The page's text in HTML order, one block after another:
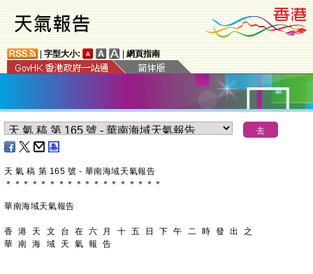
字型大小: 網頁指南
天 氣 稿 第 165 號 - 華南海域天氣報告
＊ ＊ ＊ ＊ ＊ ＊ ＊ ＊ ＊ ＊ ＊ ＊ ＊ ＊ ＊ ＊ ＊ ＊
華南海域天氣報告
香 港 天 文 台 在 六 月 十 五 日 下 午 二 時 發 出 之
華 南 海 域 天 氣 報 告